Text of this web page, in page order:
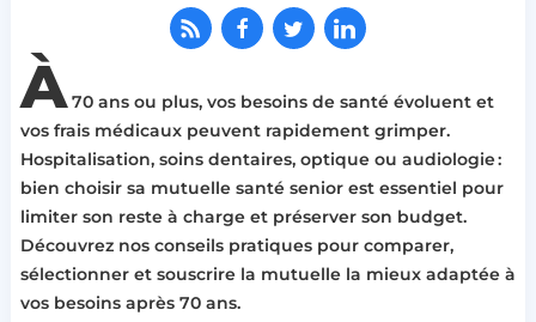
À70 ans ou plus, vos besoins de santé évoluent et
vos frais médicaux peuvent rapidement grimper.
Hospitalisation, soins dentaires, optique ou audiologie :
bien choisir sa mutuelle santé senior est essentiel pour
limiter son reste à charge et préserver son budget.
Découvrez nos conseils pratiques pour comparer,
sélectionner et souscrire la mutuelle la mieux adaptée à
vos besoins après 70 ans.